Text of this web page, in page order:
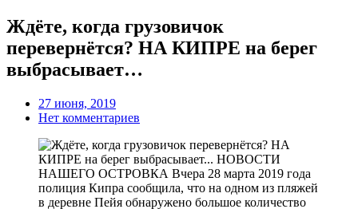
Ждёте, когда грузовичок
перевернётся? НА КИПРЕ на берег
выбрасывает…
27 июня, 2019
Нет комментариев